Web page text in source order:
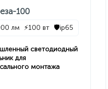
100
лм ⚡100 вт 🛡️ip65
светодиодный
для
монтажа